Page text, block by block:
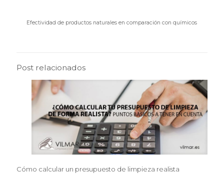
Efectividad de productos naturales en comparación con químicos
Post relacionados
Cómo calcular un presupuesto de limpieza realista